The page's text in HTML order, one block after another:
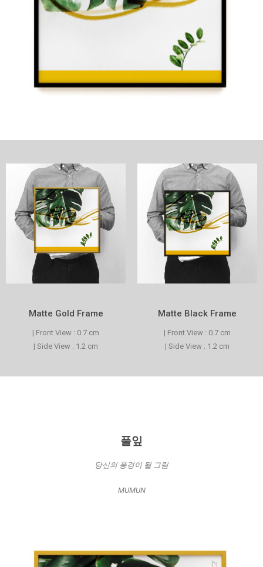
Matte Gold Frame
| Front View : 0.7 cm
| Side View : 1.2 cm
Matte Black Frame
| Front View : 0.7 cm
| Side View : 1.2 cm
풀잎
당신의 풍경이 될 그림
MUMUN